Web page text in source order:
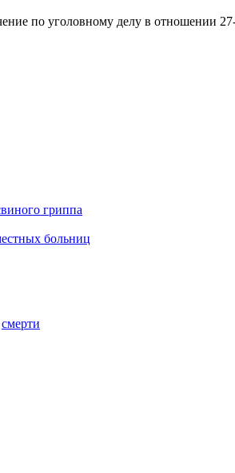
по уголовному делу в отношении
гриппа
больниц
смерти